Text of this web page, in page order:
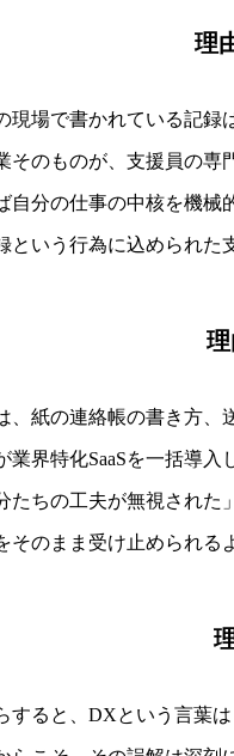
理
現場で書かれている記
そのものが、支援員の
自分の仕事の中核を機械
という行為に込められた
、紙の連絡帳の書き方、
業界特化SaaSを一括導
たちの工夫が無視された
そのまま受け止められ
すると、DXという言葉